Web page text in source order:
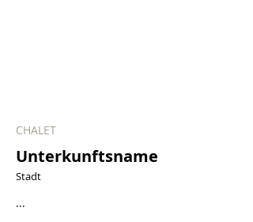
CHALET
Unterkunftsname
Stadt
...